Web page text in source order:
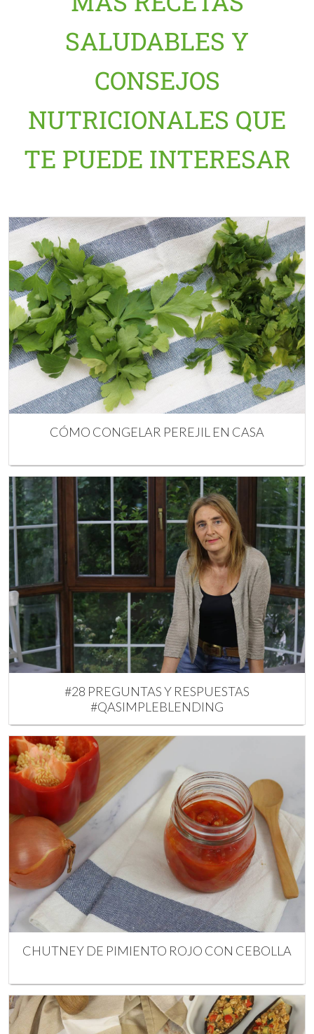
SALUDABLES Y
CONSEJOS
NUTRICIONALES QUE
TE PUEDE INTERESAR
CÓMO CONGELAR PEREJIL EN CASA
#28 PREGUNTAS Y RESPUESTAS
#QASIMPLEBLENDING
CHUTNEY DE PIMIENTO ROJO CON CEBOLLA